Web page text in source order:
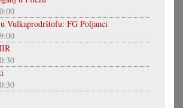
Vulkaprodrštofu: FG Poljanci